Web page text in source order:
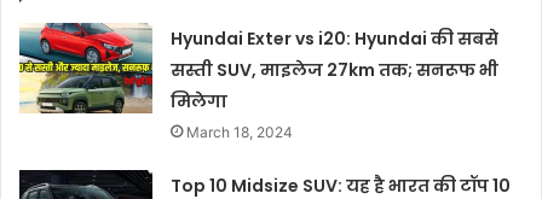
Hyundai Exter vs i20: Hyundai की सबसे
सस्ती SUV, माइलेज 27km तक; सनरूफ भी
मिलेगा
March 18, 2024
Top 10 Midsize SUV: यह है भारत की टॉप 10